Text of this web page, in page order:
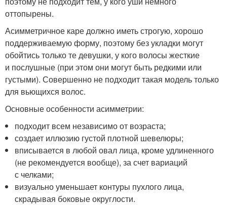
оттопырены.
Асимметричное каре должно иметь строгую, хорошо
поддерживаемую форму, поэтому без укладки могут
обойтись только те девушки, у кого волосы жесткие
и послушные (при этом они могут быть редкими или
густыми). Совершенно не подходит такая модель только
для вьющихся волос.
Основные особенности асимметрии:
подходит всем независимо от возраста;
создает иллюзию густой плотной шевелюры;
вписывается в любой овал лица, кроме удлиненного
(не рекомендуется вообще), за счет вариаций
с челками;
визуально уменьшает контуры пухлого лица,
скрадывая боковые округлости.